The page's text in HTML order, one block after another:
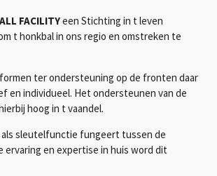
FACILITYeen Stichting in t leven
t honkbal in ons regio en omstreken te
ter ondersteuning op de fronten daar
en individueel. Het ondersteunen van de
hoog in t vaandel.
als sleutelfunctie fungeert tussen de
ervaring en expertise in huis word dit